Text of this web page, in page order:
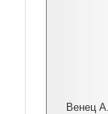
Венец